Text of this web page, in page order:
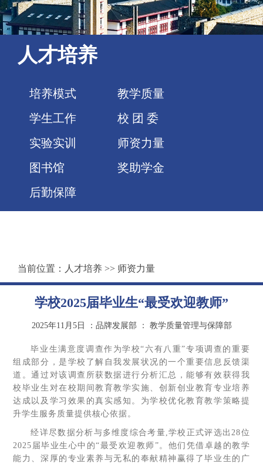
人才培养
培养模式
教学质量
学生工作
校 团 委
实验实训
师资力量
图书馆
奖助学金
后勤保障
当前位置： 人才培养 >> 师资力量
学校2025届毕业生“最受欢迎教师”
2025年11月5日 ：品牌发展部 ： 教学质量管理与保障部
毕业生满意度调查作为学校“六有八重”专项调查的重要
组成部分，是学校了解自我发展状况的一个重要信息反馈渠
道。通过对该调查所获数据进行分析汇总，能够有效获得我
校毕业生对在校期间教育教学实施、创新创业教育专业培养
达成以及学习效果的真实感知。为学校优化教育教学策略提
升学生服务质量提供核心依据。
经详尽数据分析与多维度综合考量,学校正式评选出28位
2025届毕业生心中的“最受欢迎教师”。他们凭借卓越的教学
能力、深厚的专业素养与无私的奉献精神赢得了毕业生的广